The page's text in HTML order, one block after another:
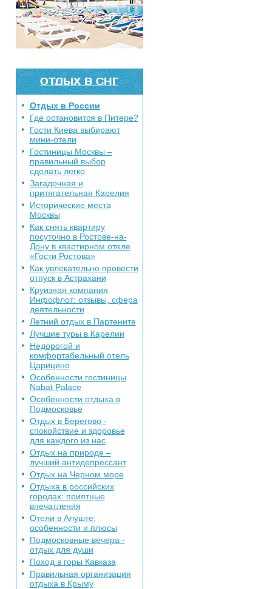
ОТДЫХ В СНГ
Отдых в России
Где остановится в Питере?
Гости Киева выбирают
мини-отели
Гостиницы Москвы –
правильный выбор
сделать легко
Загадочная и
притягательная Карелия
Исторические места
Москвы
Как снять квартиру
посуточно в Ростове-на-
Дону в квартирном отеле
«Гости Ростова»
Как увлекательно провести
отпуск в Астрахани
Круизная компания
Инфофлот: отзывы, сфера
деятельности
Летний отдых в Партените
Лучшие туры в Карелии
Недорогой и
комфортабельный отель
Царицино
Особенности гостиницы
Nabat Palace
Особенности отдыха в
Подмосковье
Отдых в Берегово -
спокойствие и здоровье
для каждого из нас
Отдых на природе –
лучший антидепрессант
Отдых на Черном море
Отдыха в российских
городах: приятные
впечатления
Отели в Алуште:
особенности и плюсы
Подмосковные вечера -
отдых для души
Поход в горы Кавказа
Правильная организация
отдыха в Крыму